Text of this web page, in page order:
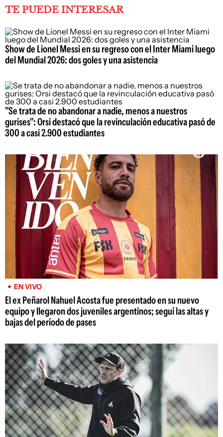
TE PUEDE INTERESAR
Show de Lionel Messi en su regreso con el Inter Miami luego
del Mundial 2026: dos goles y una asistencia
"Se trata de no abandonar a nadie, menos a nuestros
gurises": Orsi destacó que la revinculación educativa pasó de
300 a casi 2.900 estudiantes
EN VIVO
El ex Peñarol Nahuel Acosta fue presentado en su nuevo
equipo y llegaron dos juveniles argentinos; seguí las altas y
bajas del período de pases